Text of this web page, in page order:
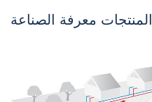
المنتجات معرفة الصناعة